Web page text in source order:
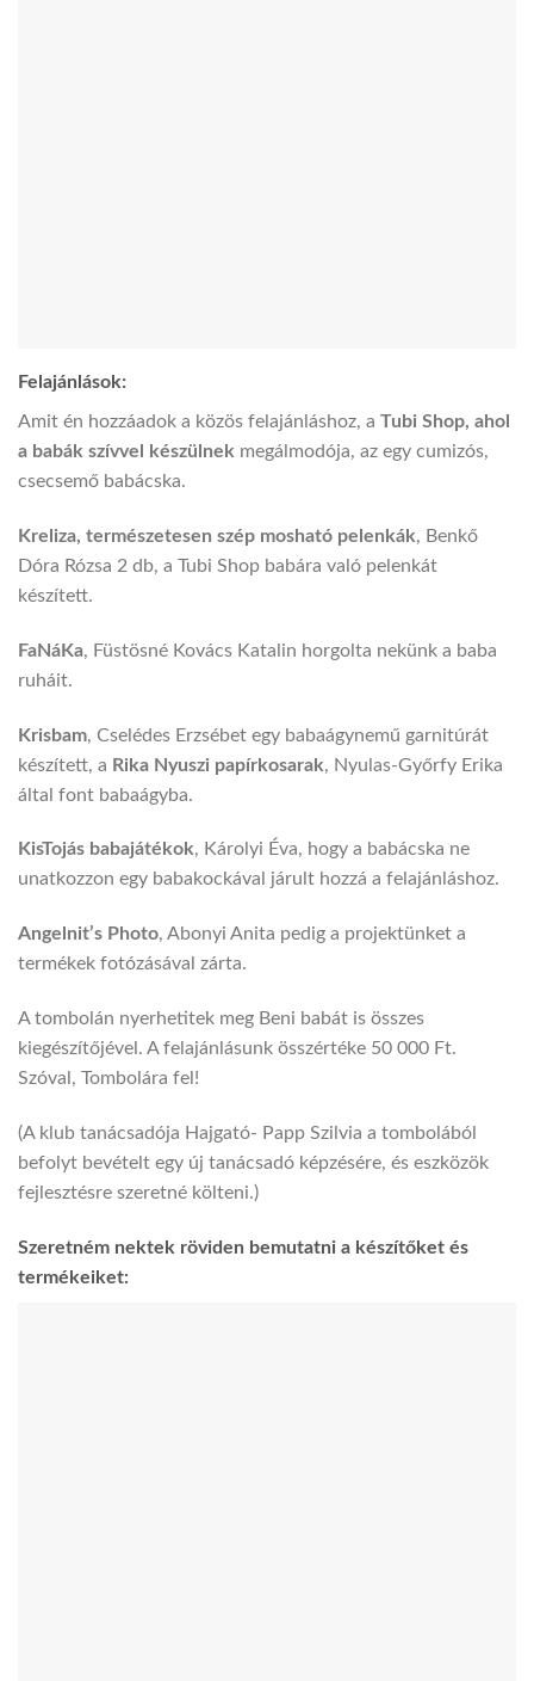
Felajánlások:
Amit én hozzáadok a közös felajánláshoz, a Tubi Shop, ahol
a babák szívvel készülnek megálmodója, az egy cumizós,
csecsemő babácska.
Kreliza, természetesen szép mosható pelenkák, Benkő
Dóra Rózsa 2 db, a Tubi Shop babára való pelenkát
készített.
FaNáKa, Füstösné Kovács Katalin horgolta nekünk a baba
ruháit.
Krisbam, Cselédes Erzsébet egy babaágynemű garnitúrát
készített, a Rika Nyuszi papírkosarak, Nyulas-Győrfy Erika
által font babaágyba.
KisTojás babajátékok, Károlyi Éva, hogy a babácska ne
unatkozzon egy babakockával járult hozzá a felajánláshoz.
Angelnit’s Photo, Abonyi Anita pedig a projektünket a
termékek fotózásával zárta.
A tombolán nyerhetitek meg Beni babát is összes
kiegészítőjével. A felajánlásunk összértéke 50 000 Ft.
Szóval, Tombolára fel!
(A klub tanácsadója Hajgató- Papp Szilvia a tombolából
befolyt bevételt egy új tanácsadó képzésére, és eszközök
fejlesztésre szeretné költeni.)
Szeretném nektek röviden bemutatni a készítőket és
termékeiket: